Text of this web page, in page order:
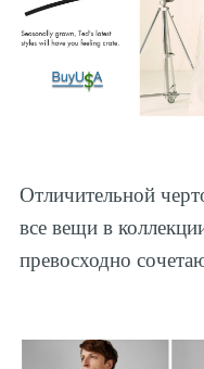
Отличительной
все вещи в
превосходно